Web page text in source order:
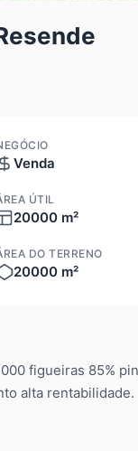
Venda
ÚTIL
20000 m²
DO TERRENO
20000 m²
figueiras 85%
alta rentabilidade.